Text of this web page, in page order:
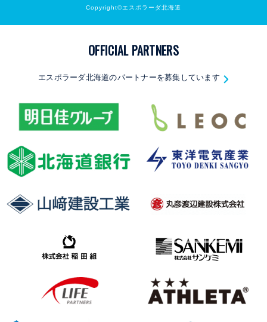
Copyright©エスポラーダ北海道
OFFICIAL PARTNERS
エスポラーダ北海道のパートナーを募集しています